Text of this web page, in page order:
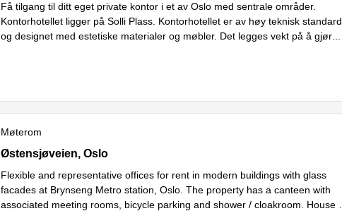
Få tilgang til ditt eget private kontor i et av Oslo med sentrale områder.
Kontorhotellet ligger på Solli Plass. Kontorhotellet er av høy teknisk standard
og designet med estetiske materialer og møbler. Det legges vekt på å gjør
Møterom
Østensjøveien 43, Oslo
Østensjøveien, Oslo
Flexible and representative offices for rent in modern buildings with glass
facades at Brynseng Metro station, Oslo. The property has a canteen with
associated meeting rooms, bicycle parking and shower / cloakroom. House of